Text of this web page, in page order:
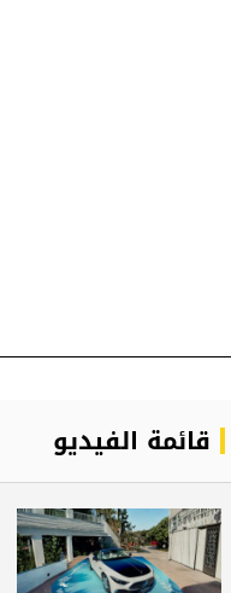
قائمة الفيديو